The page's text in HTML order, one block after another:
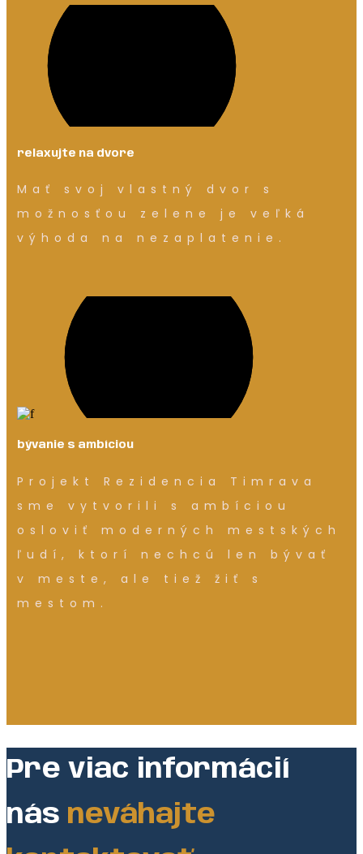
relaxujte na dvore
Mať svoj vlastný dvor s
možnosťou zelene je veľká
výhoda na nezaplatenie.
bývanie s ambíciou
Projekt Rezidencia Timrava
sme vytvorili s ambíciou
osloviť moderných mestských
ľudí, ktorí nechcú len bývať
v meste, ale tiež žiť s
mestom.
Pre viac informácií
nás neváhajte